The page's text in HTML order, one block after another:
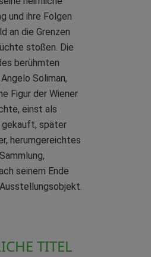
und ihre Folgen
an die Grenzen
stoßen. Die
berühmten
Soliman,
Figur der Wiener
einst als
gekauft, später
herumgereichtes
seinem Ende
TITEL